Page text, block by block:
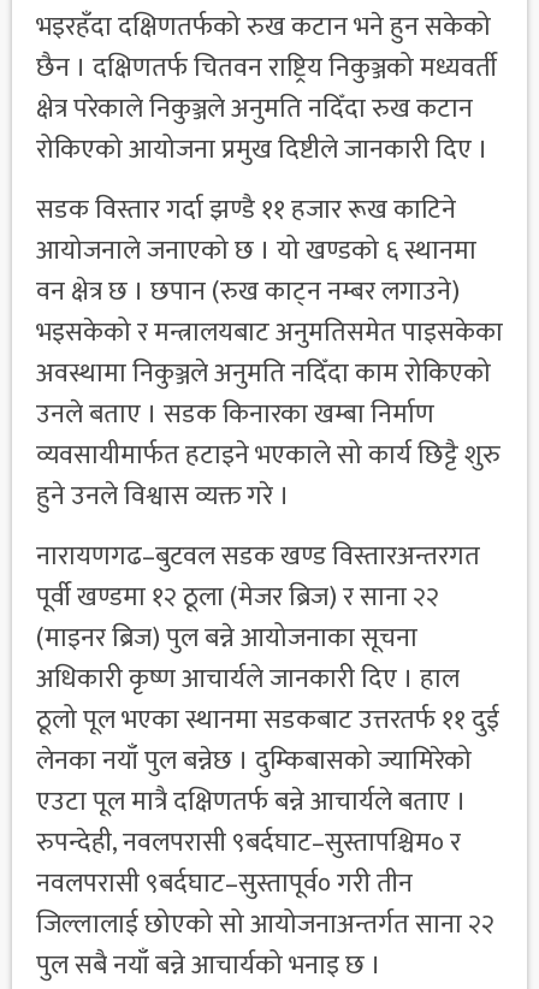
भइरहँदा दक्षिणतर्फको रुख कटान भने हुन सकेको
छैन । दक्षिणतर्फ चितवन राष्ट्रिय निकुञ्जको मध्यवर्ती
क्षेत्र परेकाले निकुञ्जले अनुमति नदिँदा रुख कटान
रोकिएको आयोजना प्रमुख दिष्टीले जानकारी दिए ।
सडक विस्तार गर्दा झण्डै ११ हजार रूख काटिने
आयोजनाले जनाएको छ । यो खण्डको ६ स्थानमा
वन क्षेत्र छ । छपान (रुख काट्न नम्बर लगाउने)
भइसकेको र मन्त्रालयबाट अनुमतिसमेत पाइसकेका
अवस्थामा निकुञ्जले अनुमति नदिँदा काम रोकिएको
उनले बताए । सडक किनारका खम्बा निर्माण
व्यवसायीमार्फत हटाइने भएकाले सो कार्य छिट्टै शुरु
हुने उनले विश्वास व्यक्त गरे ।
नारायणगढ–बुटवल सडक खण्ड विस्तारअन्तरगत
पूर्वी खण्डमा १२ ठूला (मेजर ब्रिज) र साना २२
(माइनर ब्रिज) पुल बन्ने आयोजनाका सूचना
अधिकारी कृष्ण आचार्यले जानकारी दिए । हाल
ठूलो पूल भएका स्थानमा सडकबाट उत्तरतर्फ ११ दुई
लेनका नयाँ पुल बन्नेछ । दुम्किबासको ज्यामिरेको
एउटा पूल मात्रै दक्षिणतर्फ बन्ने आचार्यले बताए ।
रुपन्देही, नवलपरासी ९बर्दघाट–सुस्तापश्चिम० र
नवलपरासी ९बर्दघाट–सुस्तापूर्व० गरी तीन
जिल्लालाई छोएको सो आयोजनाअन्तर्गत साना २२
पुल सबै नयाँ बन्ने आचार्यको भनाइ छ ।